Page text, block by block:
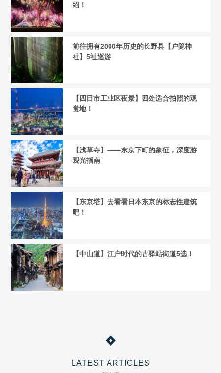
绍！
前往拥有2000年历史的长野县【户隐神
社】5社巡游
【四日市工业区夜景】四处适合拍照的观
赏地！
【浅草寺】——东京下町的象征，深度游
观光指南
【东京塔】去看看日本东京的标志性建筑
吧！
【中山道】江户时代的古驿站街道5选！
LATEST ARTICLES